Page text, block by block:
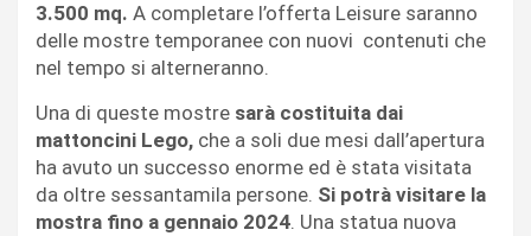
3.500 mq. A completare l’offerta Leisure saranno
delle mostre temporanee con nuovi contenuti che
nel tempo si alterneranno.
Una di queste mostre sarà costituita dai
mattoncini Lego, che a soli due mesi dall’apertura
ha avuto un successo enorme ed è stata visitata
da oltre sessantamila persone. Si potrà visitare la
mostra fino a gennaio 2024. Una statua nuova